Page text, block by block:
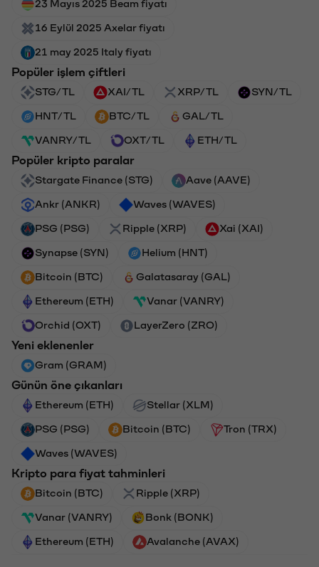
23 Mayıs 2025 Beam fiyatı
16 Eylül 2025 Axelar fiyatı
21 may 2025 Italy fiyatı
Popüler işlem çiftleri
STG/TL XAI/TL XRP/TL SYN/TL
HNT/TL BTC/TL GAL/TL
VANRY/TL OXT/TL ETH/TL
Popüler kripto paralar
Stargate Finance (STG) Aave (AAVE)
Ankr (ANKR) Waves (WAVES)
PSG (PSG) Ripple (XRP) Xai (XAI)
Synapse (SYN) Helium (HNT)
Bitcoin (BTC) Galatasaray (GAL)
Ethereum (ETH) Vanar (VANRY)
Orchid (OXT) LayerZero (ZRO)
Yeni eklenenler
Gram (GRAM)
Günün öne çıkanları
Ethereum (ETH) Stellar (XLM)
PSG (PSG) Bitcoin (BTC) Tron (TRX)
Waves (WAVES)
Kripto para fiyat tahminleri
Bitcoin (BTC) Ripple (XRP)
Vanar (VANRY) Bonk (BONK)
Ethereum (ETH) Avalanche (AVAX)